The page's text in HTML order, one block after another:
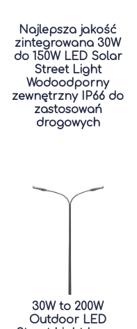
Najlepsza jakość
zintegrowana 30W
do 150W LED Solar
Street Light
Wodoodporny
zewnętrzny IP66 do
zastosowań
drogowych
30W to 200W
Outdoor LED